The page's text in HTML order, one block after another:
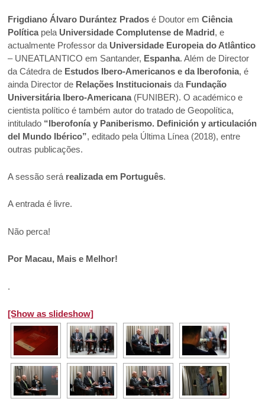
Frigdiano Álvaro Durántez Prados é Doutor emCiência
Políticapela Universidade Complutense de Madrid, e
actualmente Professor da Universidade Europeia do Atlântico
– UNEATLANTICO em Santander, Espanha. Além de Director
da Cátedra de Estudos Ibero-Americanos e da Iberofonia, é
ainda Director de Relações Institucionais da Fundação
Universitária Ibero-Americana(FUNIBER). O académico e
cientista político é também autor do tratado de Geopolítica,
intitulado “Iberofonía y Paniberismo. Definición y articulación
del Mundo Ibérico”, editado pela Última Línea (2018), entre
outras publicações.
A sessão será realizada em Português.
A entrada é livre.
Não perca!
Por Macau, Mais e Melhor!
.
[Show as slideshow]